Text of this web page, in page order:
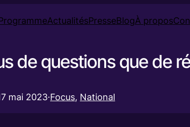
ActualitésPresseBlogÀ propos
de questions que de
mai 2023·Focus, National